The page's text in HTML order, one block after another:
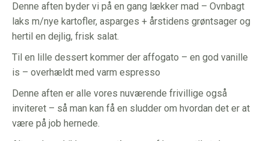
Denne aften byder vi på en gang lækker mad – Ovnbagt
laks m/nye kartofler, asparges + årstidens grøntsager og
hertil en dejlig, frisk salat.
Til en lille dessert kommer der affogato – en god vanille
is – overhældt med varm espresso
Denne aften er alle vores nuværende frivillige også
inviteret – så man kan få en sludder om hvordan det er at
være på job hernede.